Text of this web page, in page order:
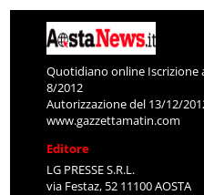
Quotidiano online Iscrizione
8/2012
Autorizzazione del 13/12/
www.gazzettamatin.com
Editore
LG PRESSE S.R.L.
via Festaz, 52 11100 AOSTA